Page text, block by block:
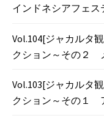
インドネシアフェス
Vol.104[ジャカルタ
クション～その２
Vol.103[ジャカルタ
クション～その１